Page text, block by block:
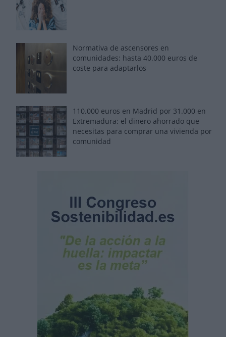
Normativa de ascensores en
comunidades: hasta 40.000 euros de
coste para adaptarlos
110.000 euros en Madrid por 31.000 en
Extremadura: el dinero ahorrado que
necesitas para comprar una vivienda por
comunidad